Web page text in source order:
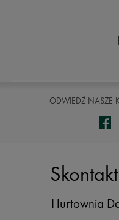
ODWIEDŹ NASZE
Hurtownia